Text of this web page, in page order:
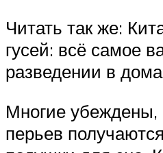
Читать так же:
гусей: всё самое
разведении в
Многие убеждены,
перьев